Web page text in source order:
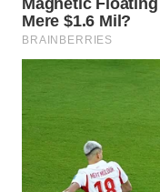
WN
TAPANULI
SELATAN
TANJUNG
LESUNG